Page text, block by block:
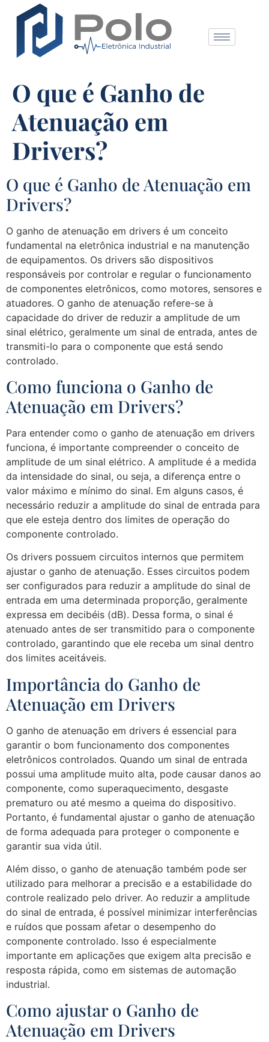
O que é Ganho de
Atenuação em
Drivers?
O que é Ganho de Atenuação em
Drivers?
O ganho de atenuação em drivers é um conceito
fundamental na eletrônica industrial e na manutenção
de equipamentos. Os drivers são dispositivos
responsáveis por controlar e regular o funcionamento
de componentes eletrônicos, como motores, sensores e
atuadores. O ganho de atenuação refere-se à
capacidade do driver de reduzir a amplitude de um
sinal elétrico, geralmente um sinal de entrada, antes de
transmiti-lo para o componente que está sendo
controlado.
Como funciona o Ganho de
Atenuação em Drivers?
Para entender como o ganho de atenuação em drivers
funciona, é importante compreender o conceito de
amplitude de um sinal elétrico. A amplitude é a medida
da intensidade do sinal, ou seja, a diferença entre o
valor máximo e mínimo do sinal. Em alguns casos, é
necessário reduzir a amplitude do sinal de entrada para
que ele esteja dentro dos limites de operação do
componente controlado.
Os drivers possuem circuitos internos que permitem
ajustar o ganho de atenuação. Esses circuitos podem
ser configurados para reduzir a amplitude do sinal de
entrada em uma determinada proporção, geralmente
expressa em decibéis (dB). Dessa forma, o sinal é
atenuado antes de ser transmitido para o componente
controlado, garantindo que ele receba um sinal dentro
dos limites aceitáveis.
Importância do Ganho de
Atenuação em Drivers
O ganho de atenuação em drivers é essencial para
garantir o bom funcionamento dos componentes
eletrônicos controlados. Quando um sinal de entrada
possui uma amplitude muito alta, pode causar danos ao
componente, como superaquecimento, desgaste
prematuro ou até mesmo a queima do dispositivo.
Portanto, é fundamental ajustar o ganho de atenuação
de forma adequada para proteger o componente e
garantir sua vida útil.
Além disso, o ganho de atenuação também pode ser
utilizado para melhorar a precisão e a estabilidade do
controle realizado pelo driver. Ao reduzir a amplitude
do sinal de entrada, é possível minimizar interferências
e ruídos que possam afetar o desempenho do
componente controlado. Isso é especialmente
importante em aplicações que exigem alta precisão e
resposta rápida, como em sistemas de automação
industrial.
Como ajustar o Ganho de
Atenuação em Drivers